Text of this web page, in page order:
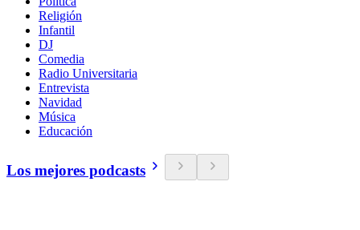
Religión
Infantil
DJ
Comedia
Radio Universitaria
Entrevista
Navidad
Música
Educación
Los mejores podcasts